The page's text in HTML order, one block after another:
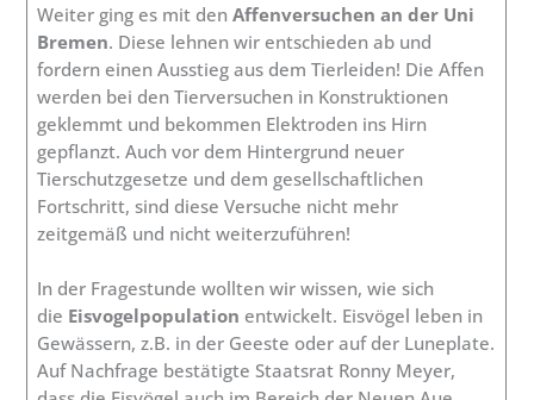
Weiter ging es mit den Affenversuchen an der Uni
Bremen. Diese lehnen wir entschieden ab und
fordern einen Ausstieg aus dem Tierleiden! Die Affen
werden bei den Tierversuchen in Konstruktionen
geklemmt und bekommen Elektroden ins Hirn
gepflanzt. Auch vor dem Hintergrund neuer
Tierschutzgesetze und dem gesellschaftlichen
Fortschritt, sind diese Versuche nicht mehr
zeitgemäß und nicht weiterzuführen!
In der Fragestunde wollten wir wissen, wie sich
die Eisvogelpopulation entwickelt. Eisvögel leben in
Gewässern, z.B. in der Geeste oder auf der Luneplate.
Auf Nachfrage bestätigte Staatsrat Ronny Meyer,